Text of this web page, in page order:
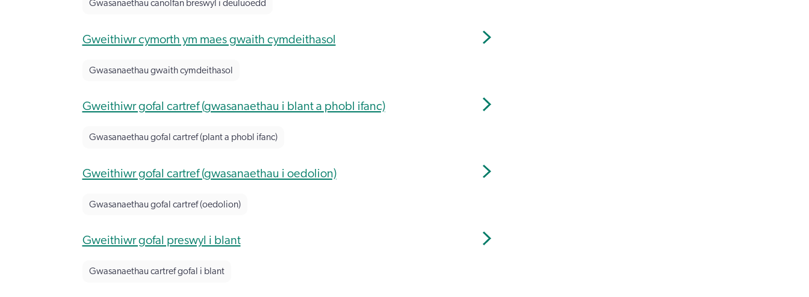
Gwasanaethau canolfan breswyl i deuluoedd
Gweithiwr cymorth ym maes gwaith cymdeithasol
Gwasanaethau gwaith cymdeithasol
Gweithiwr gofal cartref (gwasanaethau i blant a phobl ifanc)
Gwasanaethau gofal cartref (plant a phobl ifanc)
Gweithiwr gofal cartref (gwasanaethau i oedolion)
Gwasanaethau gofal cartref (oedolion)
Gweithiwr gofal preswyl i blant
Gwasanaethau cartref gofal i blant